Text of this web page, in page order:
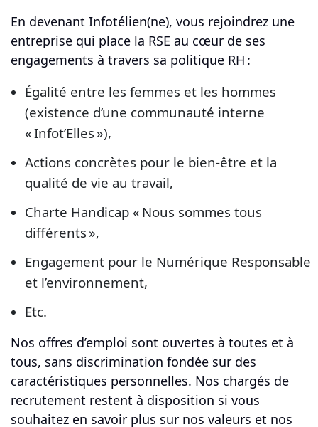
En devenant Infotélien(ne), vous rejoindrez une
entreprise qui place la RSE au cœur de ses
engagements à travers sa politique RH :
Égalité entre les femmes et les hommes
(existence d’une communauté interne
« Infot’Elles »),
Actions concrètes pour le bien-être et la
qualité de vie au travail,
Charte Handicap « Nous sommes tous
différents »,
Engagement pour le Numérique Responsable
et l’environnement,
Etc.
Nos offres d’emploi sont ouvertes à toutes et à
tous, sans discrimination fondée sur des
caractéristiques personnelles. Nos chargés de
recrutement restent à disposition si vous
souhaitez en savoir plus sur nos valeurs et nos